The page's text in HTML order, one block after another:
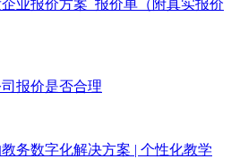
业报价方案_报价单（附真实报价
报价是否合理
务数字化解决方案 | 个性化教学